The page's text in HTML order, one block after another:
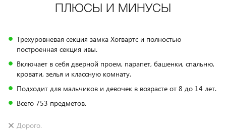
ПЛЮСЫ И МИНУСЫ
Трехуровневая секция замка Хогвартс и полностью
построенная секция ивы.
Включает в себя дверной проем, парапет, башенки, спальню,
кровати, зелья и классную комнату.
Подходит для мальчиков и девочек в возрасте от 8 до 14 лет.
Всего 753 предметов.
Дорого.